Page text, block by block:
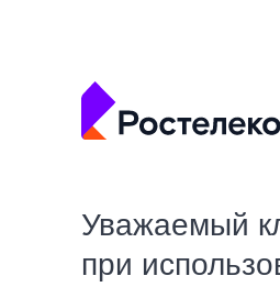
Уважаемый
при